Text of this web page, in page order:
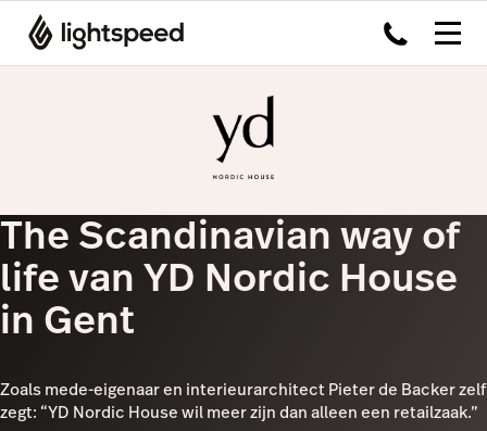
The Scandinavian way of
life van YD Nordic House
in Gent
Zoals mede-eigenaar en interieurarchitect Pieter de Backer zelf
zegt: “YD Nordic House wil meer zijn dan alleen een retailzaak.”